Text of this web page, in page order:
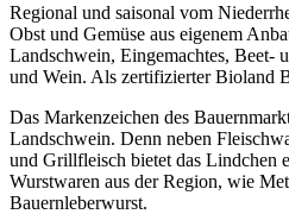
Regional und saisonal vom
Obst und Gemüse aus eigenem
Landschwein, Eingemachtes, Beet-
und Wein. Als zertifizierter Bioland
Das Markenzeichen des
Landschwein. Denn neben
und Grillfleisch bietet das Lindchen
Wurstwaren aus der Region, wie
Bauernleberwurst.